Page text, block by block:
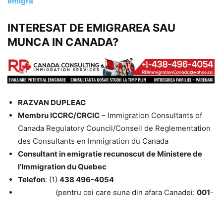
INTERESAT DE EMIGRAREA SAU
MUNCA IN CANADA?
RAZVAN DUPLEAC
Membru ICCRC/CRCIC – Immigration Consultants of
Canada Regulatory Council/Conseil de Reglementation
des Consultants en Immigration du Canada
Consultant in emigratie recunoscut de Ministere de
l’Immigration du Quebec
Telefon: (1) 438 496-4054
(pentru cei care suna din afara Canadei: 001-